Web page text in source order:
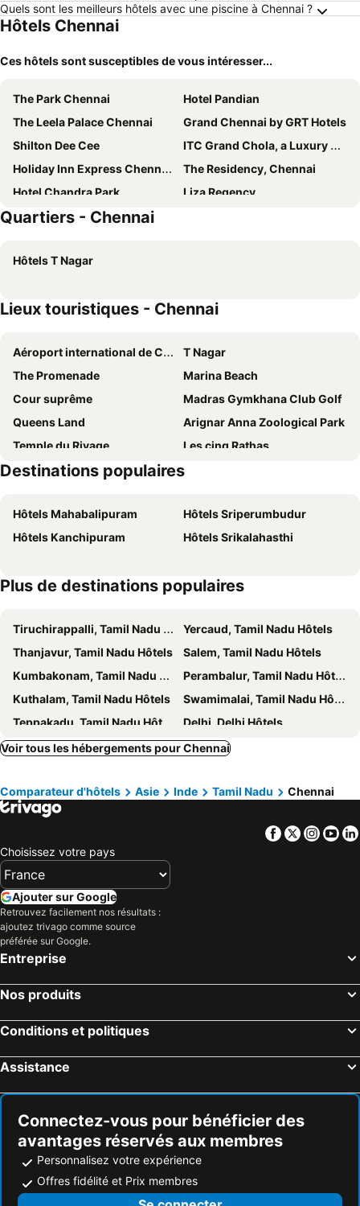
Quels sont les meilleurs hôtels avec une piscine à Chennai ?
Hôtels Chennai
Ces hôtels sont susceptibles de vous intéresser...
The Park Chennai
Hotel Pandian
The Leela Palace Chennai
Grand Chennai by GRT Hotels
Shilton Dee Cee
ITC Grand Chola, a Luxury Collection Hotel, Chennai
Holiday Inn Express Chennai Omr Thoraipakkam By Ihg
The Residency, Chennai
Hotel Chandra Park
Liza Regency
Taj Club House
Taj Coromandel
Novotel Chennai Chamiers Road
Ramada by Wyndham Chennai Egmore
Taj Connemara, Chennai
Hotel Savera
Hablis Hotel
Turyaa Chennai
Ambica Empire
ibis Chennai City Centre
Park Plaza Chennai OMR
The Accord Metropolitan
Radisson Blu Hotel & Suites GRT Chennai
The Residency Towers
Treebo Nestlay Casa
Marina Inn
Ambassador Pallava
Holiday Inn Chennai Omr It Expressway By Ihg
The K11 Business Class-Near US Consulate
Vivanta Chennai IT Expressway
44 Oasis
Park Hyatt Chennai
Raj Park Hotel Chennai
A.r Residency
Pharos Hotels
Esakki Empire
sai lakshmi pavanam
Season 4 Residences - Nungambakkam
The Kings Park Grand
Hotel Crystal Residency
Century Residency
Half Moon Palace Chennai
Star Residency
Fabhotel Madras Residency
Zama Lodge
Xavier Guest House
FabHotel Neha
Zaith Residency
Hotel Royal Luxe - US consulate, Apollo hospital, Sankara natralya
Hotel Royal Inn
FabHotel MRV Inn
Super Collection O Vadapalani Formerly Mahalakshmi Inn
Milestonnez
ibis Chennai OMR
UPAR Hotels Thoraipakkam, OMR
Feathers - A Radha Hotel
Quartiers - Chennai
Hôtels T Nagar
Lieux touristiques - Chennai
Aéroport international de Chennai
T Nagar
The Promenade
Marina Beach
Cour suprême
Madras Gymkhana Club Golf
Queens Land
Arignar Anna Zoological Park
Temple du Rivage
Les cinq Rathas
Destinations populaires
Hôtels Mahabalipuram
Hôtels Sriperumbudur
Hôtels Kanchipuram
Hôtels Srikalahasthi
Plus de destinations populaires
Tiruchirappalli, Tamil Nadu Hôtels
Yercaud, Tamil Nadu Hôtels
Thanjavur, Tamil Nadu Hôtels
Salem, Tamil Nadu Hôtels
Kumbakonam, Tamil Nadu Hôtels
Perambalur, Tamil Nadu Hôtels
Kuthalam, Tamil Nadu Hôtels
Swamimalai, Tamil Nadu Hôtels
Teppakadu, Tamil Nadu Hôtels
Delhi, Delhi Hôtels
Bengalooru, Karnataka Hôtels Mumbai, Maharashtra Hôtels
Hyderabad, Telangana Hôtels
Pune, Maharashtra Hôtels
Udaipur, Rajasthan Hôtels
Voir tous les hébergements pour Chennai
Comparateur d'hôtels Asie Inde Tamil Nadu Chennai
Facebook
Twitter
Choisissez votre pays
Ajouter sur Google
Retrouvez facilement nos résultats :
ajoutez trivago comme source
préférée sur Google.
Entreprise
Nos produits
Conditions et politiques
Assistance
Connectez-vous pour bénéficier des
avantages réservés aux membres
Personnalisez votre expérience
Offres fidélité et Prix membres